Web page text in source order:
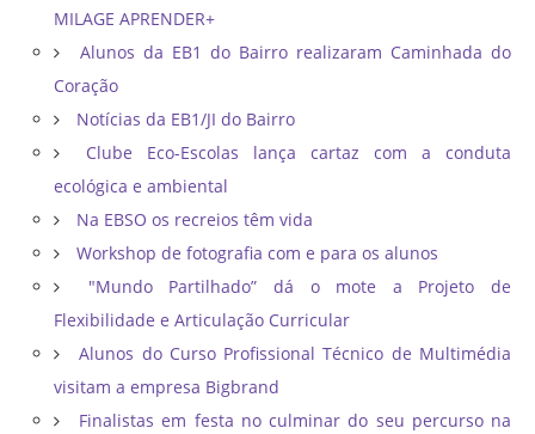
MILAGE APRENDER+
Alunos da EB1 do Bairro realizaram Caminhada do
Coração
Notícias da EB1/JI do Bairro
Clube Eco-Escolas lança cartaz com a conduta
ecológica e ambiental
Na EBSO os recreios têm vida
Workshop de fotografia com e para os alunos
"Mundo Partilhado” dá o mote a Projeto de
Flexibilidade e Articulação Curricular
Alunos do Curso Profissional Técnico de Multimédia
visitam a empresa Bigbrand
Finalistas em festa no culminar do seu percurso na